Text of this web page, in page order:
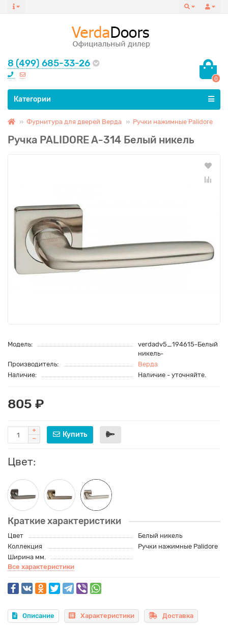
8 (499) 685-33-26
0
Все категории
Категории
Фурнитура для дверей Верда Ручки нажимные Palidore
Ручка PALIDORE A-314 Белый никель
Модель:
verdadv5_194615-Белый
никель-
Производитель:
Верда
Наличие:
Наличие - уточняйте.
805 ₽
Купить
Цвет:
Краткие характеристики
Цвет
Белый никель
Коллекция
Ручки нажимные Palidore
Ширина мм.
Все характеристики
Описание Характеристики Доставка